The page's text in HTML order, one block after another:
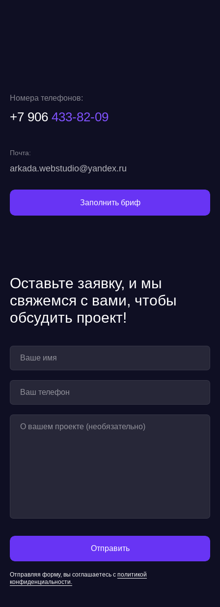
Оставьте заявку, и мы
свяжемся с вами, чтобы
обсудить проект!
Отправляя форму, вы соглашаетесь с политикой
конфиденциальности.
Номера телефонов:
+7 906 433-82-09
Почта:
arkada.webstudio@yandex.ru
Заполнить бриф